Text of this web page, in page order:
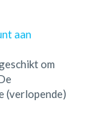
aan
om
(verlopende)